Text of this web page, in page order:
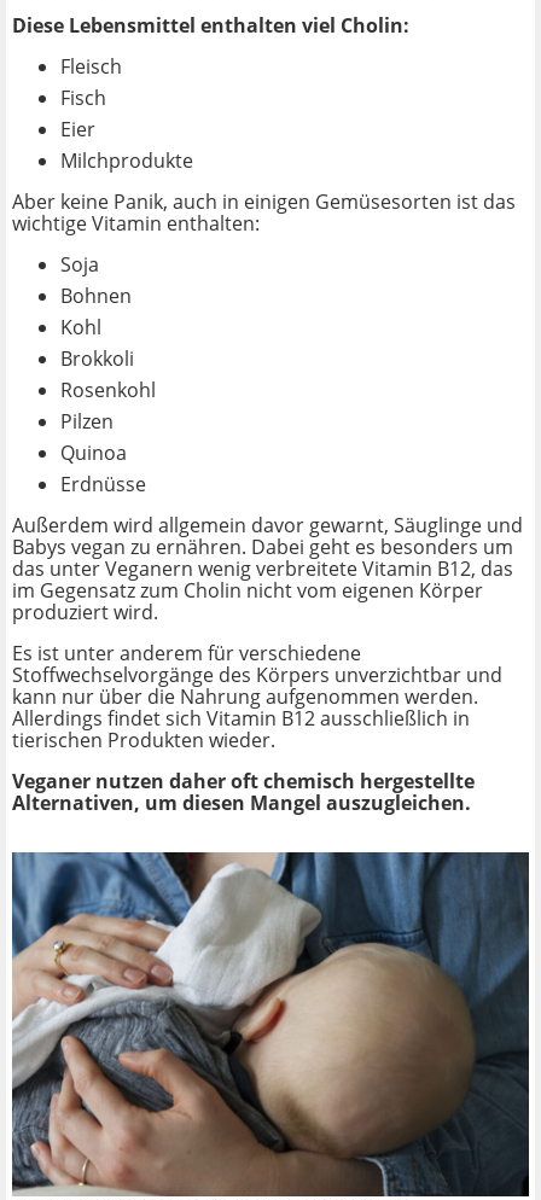
Diese Lebensmittel enthalten viel Cholin:
Fleisch
Fisch
Eier
Milchprodukte
Aber keine Panik, auch in einigen Gemüsesorten ist das
wichtige Vitamin enthalten:
Soja
Bohnen
Kohl
Brokkoli
Rosenkohl
Pilzen
Quinoa
Erdnüsse
Außerdem wird allgemein davor gewarnt, Säuglinge und
Babys vegan zu ernähren. Dabei geht es besonders um
das unter Veganern wenig verbreitete Vitamin B12, das
im Gegensatz zum Cholin nicht vom eigenen Körper
produziert wird.
Es ist unter anderem für verschiedene
Stoffwechselvorgänge des Körpers unverzichtbar und
kann nur über die Nahrung aufgenommen werden.
Allerdings findet sich Vitamin B12 ausschließlich in
tierischen Produkten wieder.
Veganer nutzen daher oft chemisch hergestellte
Alternativen, um diesen Mangel auszugleichen.